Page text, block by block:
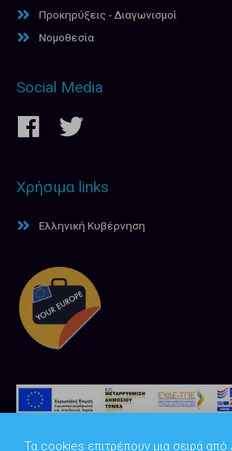
Προκηρύξεις - Διαγωνισμοί
Νομοθεσία
Social Media
Χρήσιμα links
Ελληνική Κυβέρνηση
Τα cookies επιτρέπουν μια σειρά από